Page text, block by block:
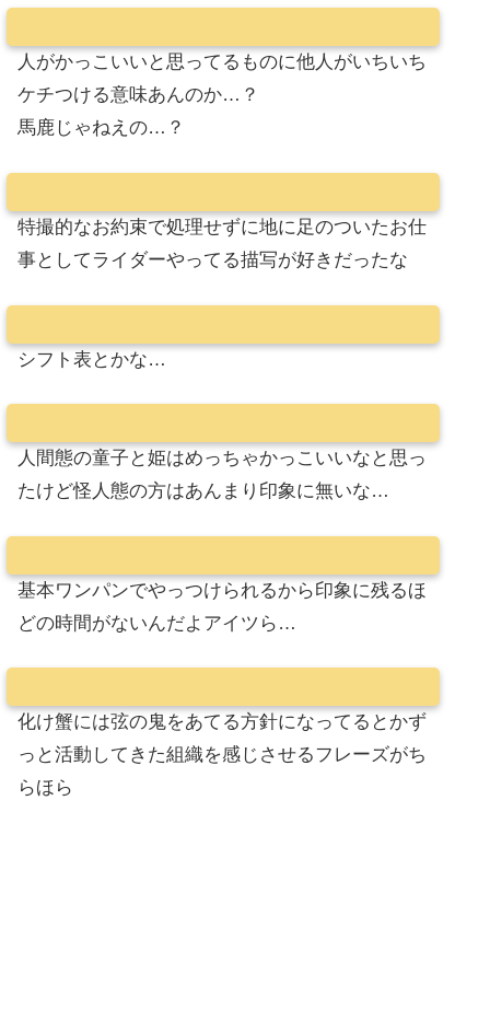
人がかっこいいと思ってるものに他人がいちいち
ケチつける意味あんのか…？
馬鹿じゃねえの…？
特撮的なお約束で処理せずに地に足のついたお仕
事としてライダーやってる描写が好きだったな
シフト表とかな…
人間態の童子と姫はめっちゃかっこいいなと思っ
たけど怪人態の方はあんまり印象に無いな…
基本ワンパンでやっつけられるから印象に残るほ
どの時間がないんだよアイツら…
化け蟹には弦の鬼をあてる方針になってるとかず
っと活動してきた組織を感じさせるフレーズがち
らほら